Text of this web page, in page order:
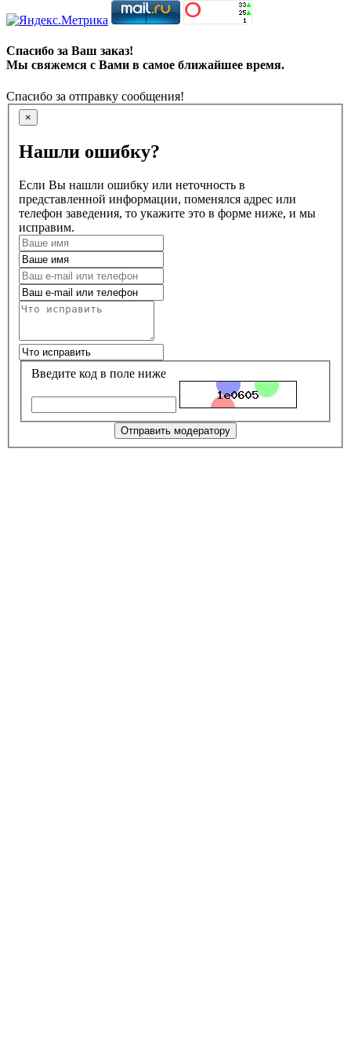
Спасибо за Ваш заказ!
Мы свяжемся с Вами в самое ближайшее время.
Спасибо за отправку сообщения!
×
Нашли ошибку?
Если Вы нашли ошибку или неточность в
представленной информации, поменялся адрес или
телефон заведения, то укажите это в форме ниже, и мы
исправим.
Введите код в поле ниже
Отправить модератору